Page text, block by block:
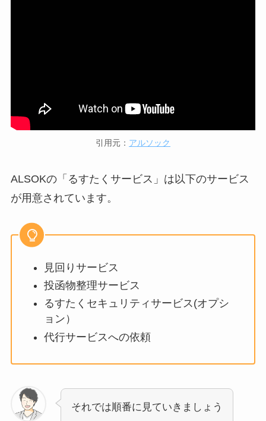
引用元： アルソック
ALSOKの「るすたくサービス」は以下のサービス
が用意されています。
見回りサービス
投函物整理サービス
るすたくセキュリティサービス(オプシ
ョン）
代行サービスへの依頼
それでは順番に見ていきましょう